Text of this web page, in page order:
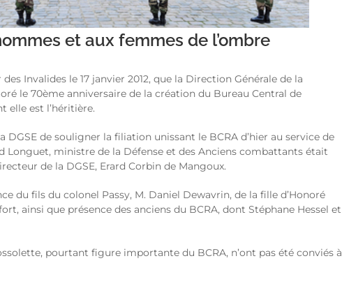
et aux femmes de l’ombre
Invalides le 17 janvier 2012, que la Direction Générale de la
le 70ème anniversaire de la création du Bureau Central de
elle est l’héritière.
DGSE de souligner la filiation unissant le BCRA d’hier au service de
Longuet, ministre de la Défense et des Anciens combattants était
de la DGSE, Erard Corbin de Mangoux.
du fils du colonel Passy, M. Daniel Dewavrin, de la fille d’Honoré
ainsi que présence des anciens du BCRA, dont Stéphane Hessel et
pourtant figure importante du BCRA, n’ont pas été conviés à